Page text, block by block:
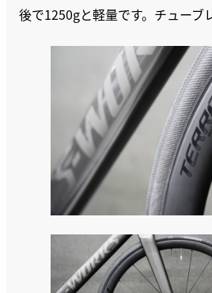
後で1250gと軽量です。チューブ